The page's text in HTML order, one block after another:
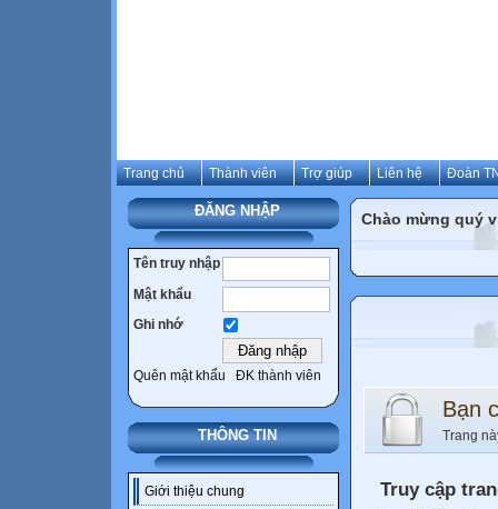
Trang chủ Thành viên Trợ giúp Liên hệ Đoàn
ĐĂNG NHẬP
Tên truy nhập
Mật khẩu
Ghi nhớ
Quên mật khẩu ĐK thành viên
THÔNG TIN
Giới thiệu chung
Chào mừng quý
Bạn
Trang
Truy cập